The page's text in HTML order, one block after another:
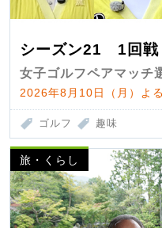
シーズン21 1回
女子ゴルフペアマッチ
2026年8月10日（月）よ
ゴルフ 趣味
旅・くらし